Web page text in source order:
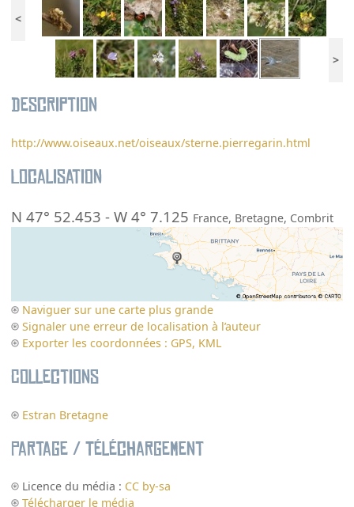
<
>
Description
http://www.oiseaux.net/oiseaux/sterne.pierregarin.html
Localisation
N 47° 52.453 -W 4° 7.125 France, Bretagne, Combrit
Naviguer sur une carte plus grande
Signaler une erreur de localisation à l’auteur
Exporter les coordonnées : GPS, KML
Collections
Estran Bretagne
Partage / Téléchargement
Licence du média : CC by-sa
Télécharger le média